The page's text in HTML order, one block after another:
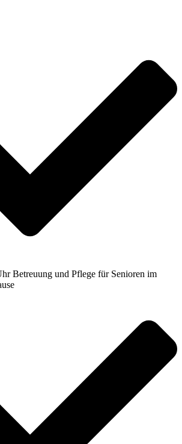
Betreuung und Pflege für Senioren im